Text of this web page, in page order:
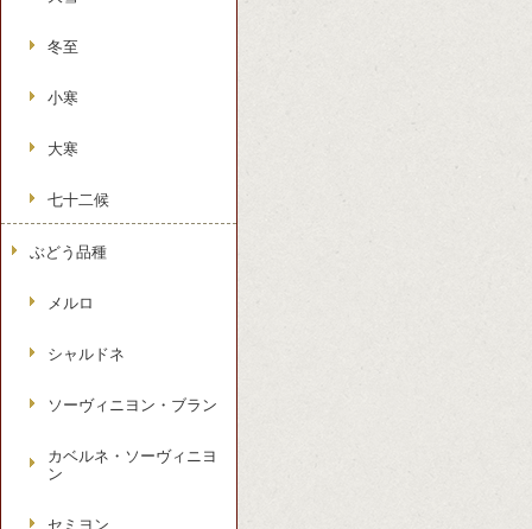
冬至
小寒
大寒
七十二候
ぶどう品種
メルロ
シャルドネ
ソーヴィニヨン・ブラン
カベルネ・ソーヴィニヨ
ン
セミヨン